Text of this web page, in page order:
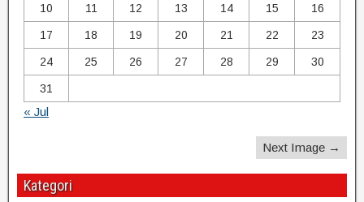
10 11 12 13 14 15 16
17 18 19 20 21 22 23
24 25 26 27 28 29 30
31
« Jul
Next Image →
Kategori